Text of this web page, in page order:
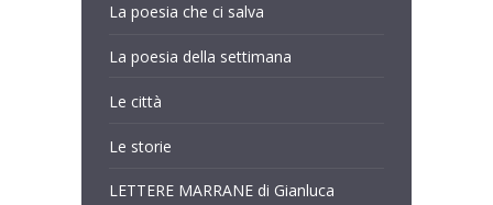
La poesia che ci salva
La poesia della settimana
Le città
Le storie
LETTERE MARRANE di Gianluca